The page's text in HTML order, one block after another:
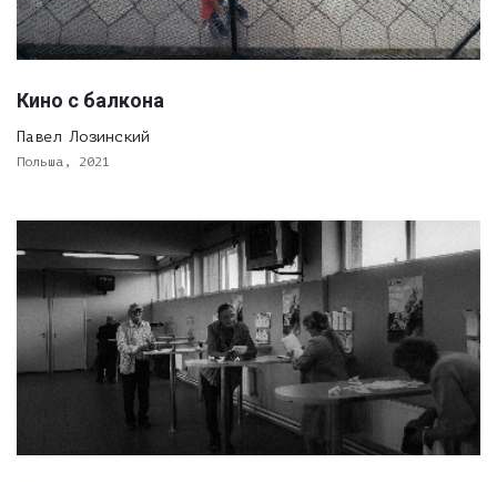
Кино с балкона
Павел Лозинский
Польша, 2021